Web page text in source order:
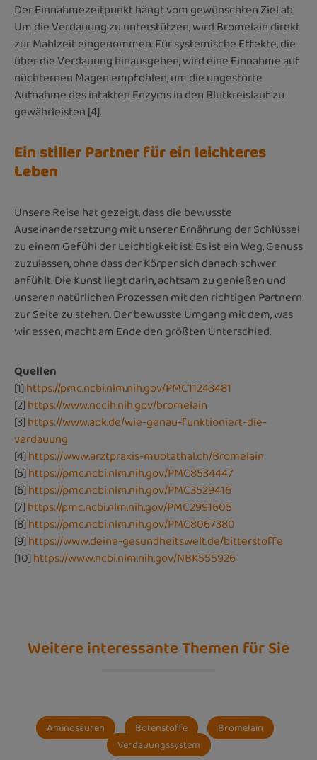
Der Einnahmezeitpunkt hängt vom gewünschten Ziel ab.
Um die Verdauung zu unterstützen, wird Bromelain direkt
zur Mahlzeit eingenommen. Für systemische Effekte, die
über die Verdauung hinausgehen, wird eine Einnahme auf
nüchternen Magen empfohlen, um die ungestörte
Aufnahme des intakten Enzyms in den Blutkreislauf zu
gewährleisten [4].
Ein stiller Partner für ein leichteres
Leben
Unsere Reise hat gezeigt, dass die bewusste
Auseinandersetzung mit unserer Ernährung der Schlüssel
zu einem Gefühl der Leichtigkeit ist. Es ist ein Weg, Genuss
zuzulassen, ohne dass der Körper sich danach schwer
anfühlt. Die Kunst liegt darin, achtsam zu genießen und
unseren natürlichen Prozessen mit den richtigen Partnern
zur Seite zu stehen. Der bewusste Umgang mit dem, was
wir essen, macht am Ende den größten Unterschied.
Quellen
[1]https://pmc.ncbi.nlm.nih.gov/PMC11243481
[2]https://www.nccih.nih.gov/bromelain
[3]https://www.aok.de/wie-genau-funktioniert-die-
verdauung
[4]https://www.arztpraxis-muotathal.ch/Bromelain
[5]https://pmc.ncbi.nlm.nih.gov/PMC8534447
[6]https://pmc.ncbi.nlm.nih.gov/PMC3529416
[7]https://pmc.ncbi.nlm.nih.gov/PMC2991605
[8]https://pmc.ncbi.nlm.nih.gov/PMC8067380
[9]https://www.deine-gesundheitswelt.de/bitterstoffe
[10]https://www.ncbi.nlm.nih.gov/NBK555926
Weitere interessante Themen für Sie
Aminosäuren Botenstoffe
Bromelain
Verdauungssystem